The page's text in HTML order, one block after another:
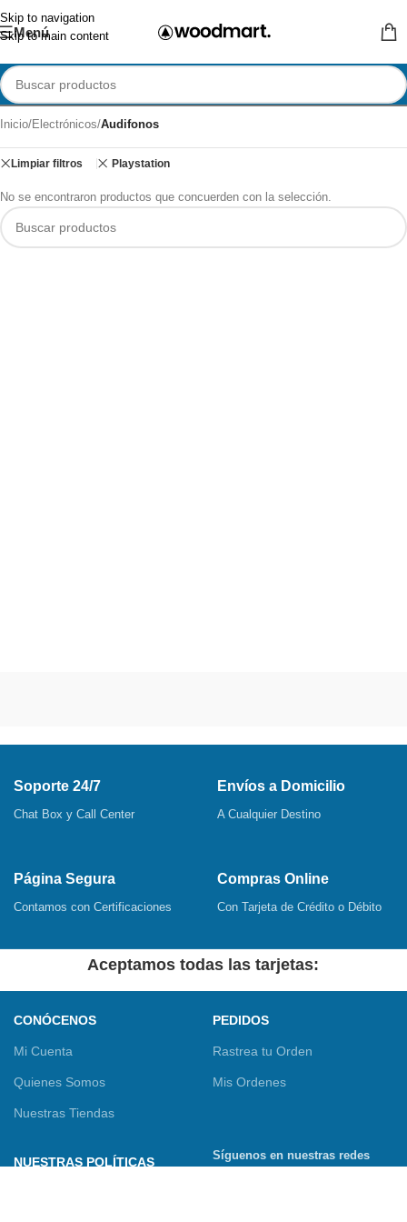
Skip to navigation
Skip to main content
Menú
Inicio/Electrónicos/Audifonos
Limpiar filtros Playstation
No se encontraron productos que concuerden con la selección.
Soporte 24/7
Chat Box y Call Center
Envíos a Domicilio
A Cualquier Destino
Página Segura
Contamos con Certificaciones
Compras Online
Con Tarjeta de Crédito o Débito
Aceptamos todas las tarjetas:
CONÓCENOS
Mi Cuenta
Quienes Somos
Nuestras Tiendas
PEDIDOS
Rastrea tu Orden
Mis Ordenes
NUESTRAS POLÍTICAS
Síguenos en nuestras redes